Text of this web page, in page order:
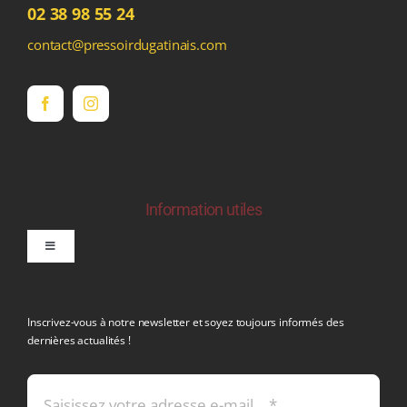
02 38 98 55 24
contact@pressoirdugatinais.com
Information utiles
Toggle
Inscrivez-vous à notre newsletter et soyez toujours informés des
dernières actualités !